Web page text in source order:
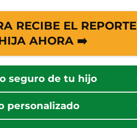
RECIBE EL REPORTE
AHORA ➡️
seguro de tu hijo
, pediatra intensivista y
Uruguaya de Fútbol.
personalizado